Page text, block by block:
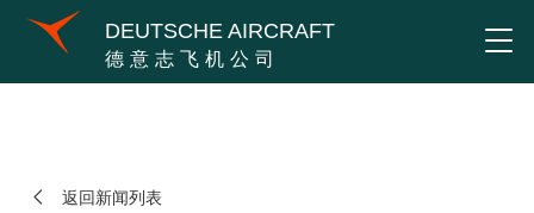
DEUTSCHE AIRCRAFT
德意志飞机公司
返回新闻列表